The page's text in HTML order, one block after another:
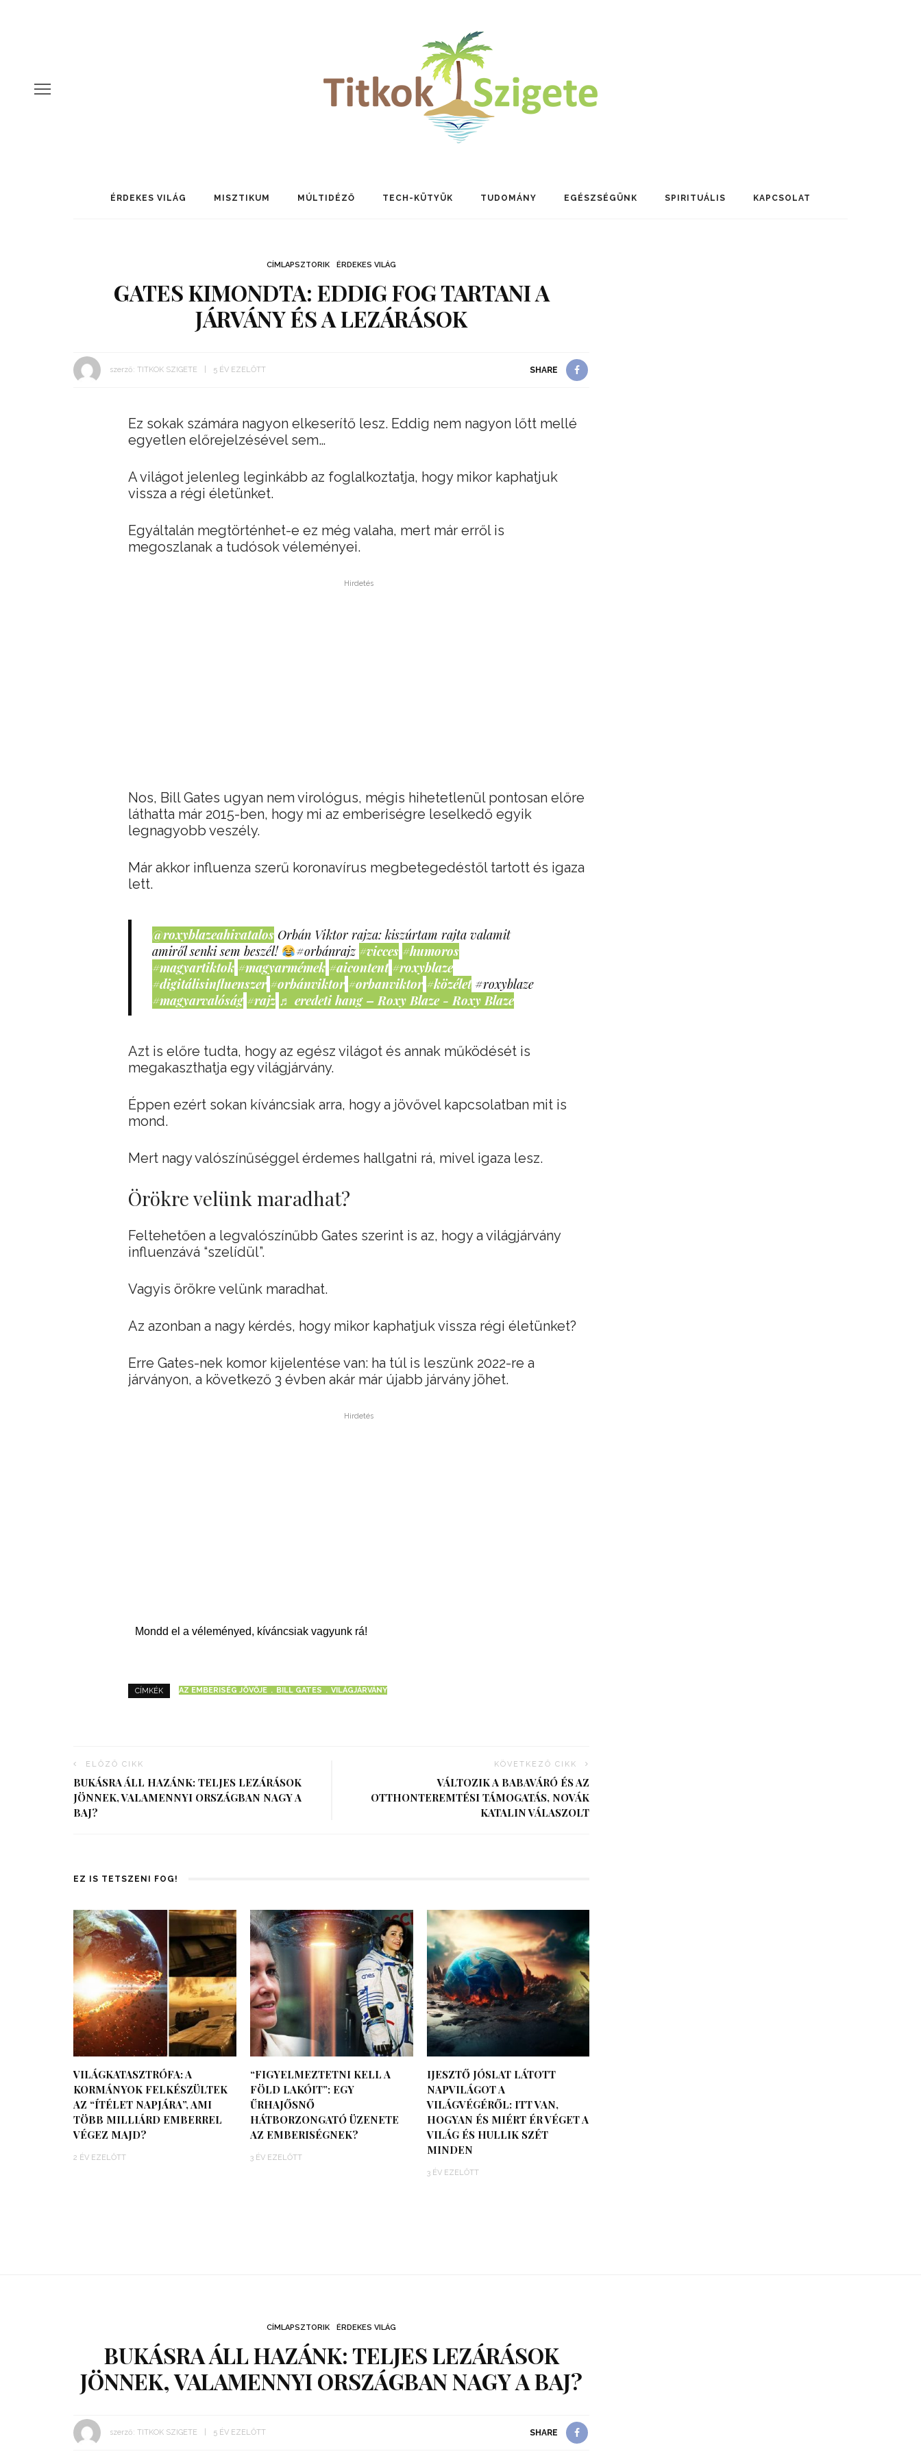
ÉRDEKES VILÁG MISZTIKUM MÚLTIDÉZŐ TECH-KÜTYÜK TUDOMÁNY EGÉSZSÉGÜNK SPIRITUÁLIS KAPCSOLAT
CÍMLAPSZTORIK ÉRDEKES VILÁG
GATES KIMONDTA: EDDIG FOG TARTANI A
JÁRVÁNY ÉS A LEZÁRÁSOK
szerző: TITKOK SZIGETE 5 ÉV EZELŐTT SHARE
Ez sokak számára nagyon elkeserítő lesz. Eddig nem nagyon lőtt mellé
egyetlen előrejelzésével sem…
A világot jelenleg leginkább az foglalkoztatja, hogy mikor kaphatjuk
vissza a régi életünket.
Egyáltalán megtörténhet-e ez még valaha, mert már erről is
megoszlanak a tudósok véleményei.
Hirdetés
Nos, Bill Gates ugyan nem virológus, mégis hihetetlenül pontosan előre
láthatta már 2015-ben, hogy mi az emberiségre leselkedő egyik
legnagyobb veszély.
Már akkor influenza szerű koronavírus megbetegedéstől tartott és igaza
lett.
@roxyblazeahivatalos Orbán Viktor rajza: kiszúrtam rajta valamit
amiről senki sem beszél!
#orbánrajz #vicces #humoros
#magyartiktok #magyarmémek #aicontent #roxyblaze
#digitálisinfluenszer #orbánviktor #orbanviktor #közélet #roxyblaze
#magyarvalóság #rajz ♬ eredeti hang – Roxy Blaze - Roxy Blaze
Azt is előre tudta, hogy az egész világot és annak működését is
megakaszthatja egy világjárvány.
Éppen ezért sokan kíváncsiak arra, hogy a jövővel kapcsolatban mit is
mond.
Mert nagy valószínűséggel érdemes hallgatni rá, mivel igaza lesz.
Örökre velünk maradhat?
Feltehetően a legvalószínűbb Gates szerint is az, hogy a világjárvány
influenzává “szelídül”.
Vagyis örökre velünk maradhat.
Az azonban a nagy kérdés, hogy mikor kaphatjuk vissza régi életünket?
Erre Gates-nek komor kijelentése van: ha túl is leszünk 2022-re a
járványon, a következő 3 évben akár már újabb járvány jöhet.
Hirdetés
Mondd el a véleményed, kíváncsiak vagyunk rá!
CÍMKÉK AZ EMBERISÉG JÖVŐJE BILL GATES VILÁGJÁRVÁNY
ELŐZŐ CIKK
BUKÁSRA ÁLL HAZÁNK: TELJES LEZÁRÁSOK
JÖNNEK, VALAMENNYI ORSZÁGBAN NAGY A
BAJ?
KÖVETKEZŐ CIKK
VÁLTOZIK A BABAVÁRÓ ÉS AZ
OTTHONTEREMTÉSI TÁMOGATÁS, NOVÁK
KATALIN VÁLASZOLT
EZ IS TETSZENI FOG!
VILÁGKATASZTRÓFA: A
KORMÁNYOK FELKÉSZÜLTEK
AZ “ÍTÉLET NAPJÁRA”, AMI
TÖBB MILLIÁRD EMBERREL
VÉGEZ MAJD?
2 ÉV EZELŐTT
“FIGYELMEZTETNI KELL A
FÖLD LAKÓIT”: EGY
ŰRHAJŐSNŐ
HÁTBORZONGATÓ ÜZENETE
AZ EMBERISÉGNEK?
3 ÉV EZELŐTT
IJESZTŐ JÓSLAT LÁTOTT
NAPVILÁGOT A
VILÁGVÉGÉRŐL: ITT VAN,
HOGYAN ÉS MIÉRT ÉR VÉGET A
VILÁG ÉS HULLIK SZÉT
MINDEN
3 ÉV EZELŐTT
CÍMLAPSZTORIK ÉRDEKES VILÁG
BUKÁSRA ÁLL HAZÁNK: TELJES LEZÁRÁSOK
JÖNNEK, VALAMENNYI ORSZÁGBAN NAGY A BAJ?
szerző: TITKOK SZIGETE 5 ÉV EZELŐTT SHARE